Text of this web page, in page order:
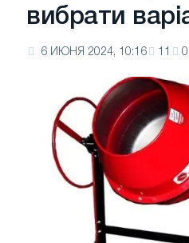
вибрати
6 ИЮНЯ 2024, 10:16 11 0